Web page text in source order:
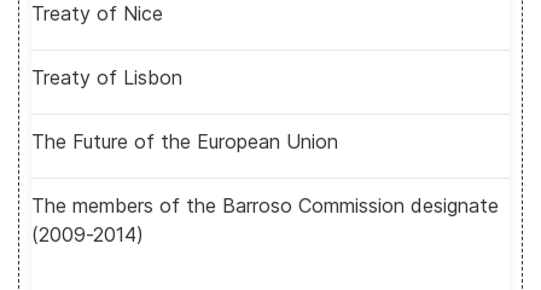
Treaty of Nice
Treaty of Lisbon
The Future of the European Union
The members of the Barroso Commission designate
(2009-2014)